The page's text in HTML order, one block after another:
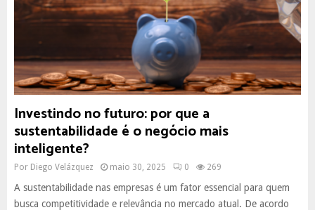
Investindo no futuro: por que a
sustentabilidade é o negócio mais
inteligente?
Por Diego Velázquez maio 30, 2025 0 269
A sustentabilidade nas empresas é um fator essencial para quem
busca competitividade e relevância no mercado atual. De acordo